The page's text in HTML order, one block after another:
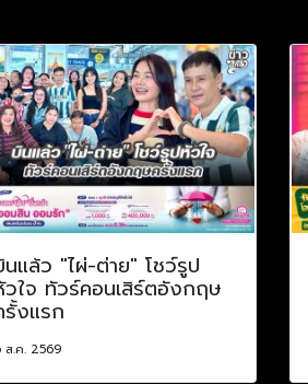
นแล้ว "ไผ่-ต่าย" โชว์รูป
วใจ ทัวร์คอนเสิร์ตอังกฤษ
รั้งแรก
ส.ค. 2569